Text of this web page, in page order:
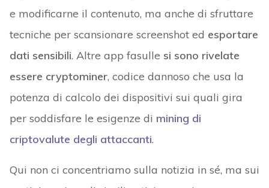
e modificarne il contenuto, ma anche di sfruttare
tecniche per scansionare screenshot ed esportare
dati sensibili. Altre app fasulle si sono rivelate
essere cryptominer, codice dannoso che usa la
potenza di calcolo dei dispositivi sui quali gira
per soddisfare le esigenze di mining di
criptovalute degli attaccanti.
Qui non ci concentriamo sulla notizia in sé, ma sui